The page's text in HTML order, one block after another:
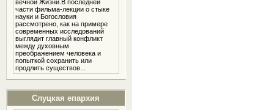
вечной Жизни.В последней
части фильма-лекции о стыке
науки и Богословия
рассмотрено, как на примере
современных исследований
выглядит главный конфликт
между духовным
преображением человека и
попыткой сохранить или
продлить существов...
Слуцкая епархия